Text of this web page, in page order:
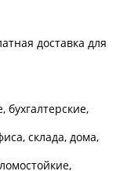
доставка для
склада, дома,